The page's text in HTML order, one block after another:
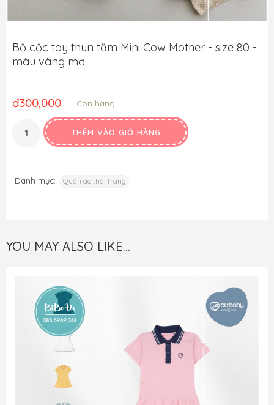
Bộ cộc tay thun tăm Mini Cow Mother - size 80 -
màu vàng mơ
đ300,000 Còn hàng
THÊM VÀO GIỎ HÀNG
Danh mục: Quần áo thời trang
YOU MAY ALSO LIKE…